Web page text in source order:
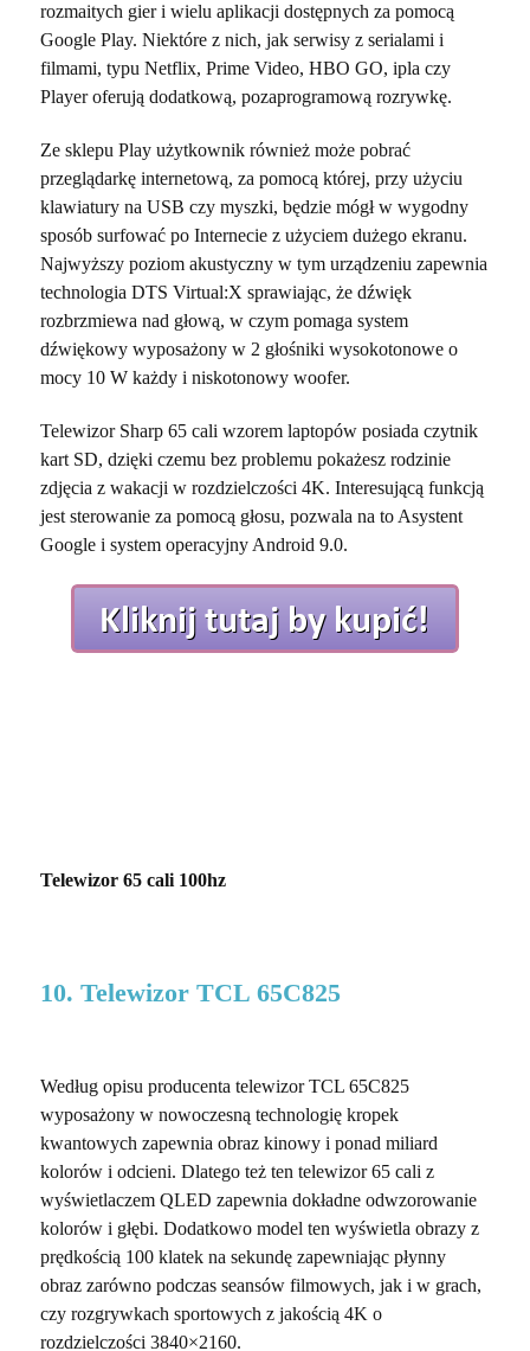
rozmaitych gier i wielu aplikacji dostępnych za pomocą
Google Play. Niektóre z nich, jak serwisy z serialami i
filmami, typu Netflix, Prime Video, HBO GO, ipla czy
Player oferują dodatkową, pozaprogramową rozrywkę.
Ze sklepu Play użytkownik również może pobrać
przeglądarkę internetową, za pomocą której, przy użyciu
klawiatury na USB czy myszki, będzie mógł w wygodny
sposób surfować po Internecie z użyciem dużego ekranu.
Najwyższy poziom akustyczny w tym urządzeniu zapewnia
technologia DTS Virtual:X sprawiając, że dźwięk
rozbrzmiewa nad głową, w czym pomaga system
dźwiękowy wyposażony w 2 głośniki wysokotonowe o
mocy 10 W każdy i niskotonowy woofer.
Telewizor Sharp 65 cali wzorem laptopów posiada czytnik
kart SD, dzięki czemu bez problemu pokażesz rodzinie
zdjęcia z wakacji w rozdzielczości 4K. Interesującą funkcją
jest sterowanie za pomocą głosu, pozwala na to Asystent
Google i system operacyjny Android 9.0.
Telewizor 65 cali 100hz
10. Telewizor TCL 65C825
Według opisu producenta telewizor TCL 65C825
wyposażony w nowoczesną technologię kropek
kwantowych zapewnia obraz kinowy i ponad miliard
kolorów i odcieni. Dlatego też ten telewizor 65 cali z
wyświetlaczem QLED zapewnia dokładne odwzorowanie
kolorów i głębi. Dodatkowo model ten wyświetla obrazy z
prędkością 100 klatek na sekundę zapewniając płynny
obraz zarówno podczas seansów filmowych, jak i w grach,
czy rozgrywkach sportowych z jakością 4K o
rozdzielczości 3840×2160.